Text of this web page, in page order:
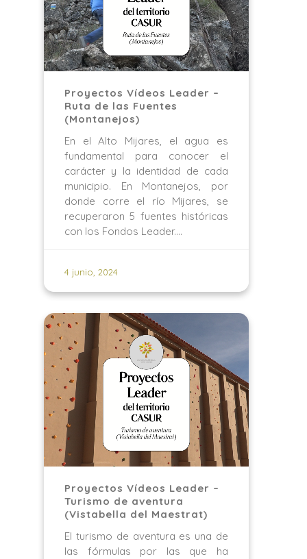
Proyectos Vídeos Leader –
Ruta de las Fuentes
(Montanejos)
En el Alto Mijares, el agua es
fundamental para conocer el
carácter y la identidad de cada
municipio. En Montanejos, por
donde corre el río Mijares, se
recuperaron 5 fuentes históricas
con los Fondos Leader.…
4 junio, 2024
Proyectos Vídeos Leader –
Turismo de aventura
(Vistabella del Maestrat)
El turismo de aventura es una de
las fórmulas por las que ha